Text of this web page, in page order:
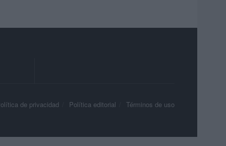
de privacidad Política editorial Términos de uso